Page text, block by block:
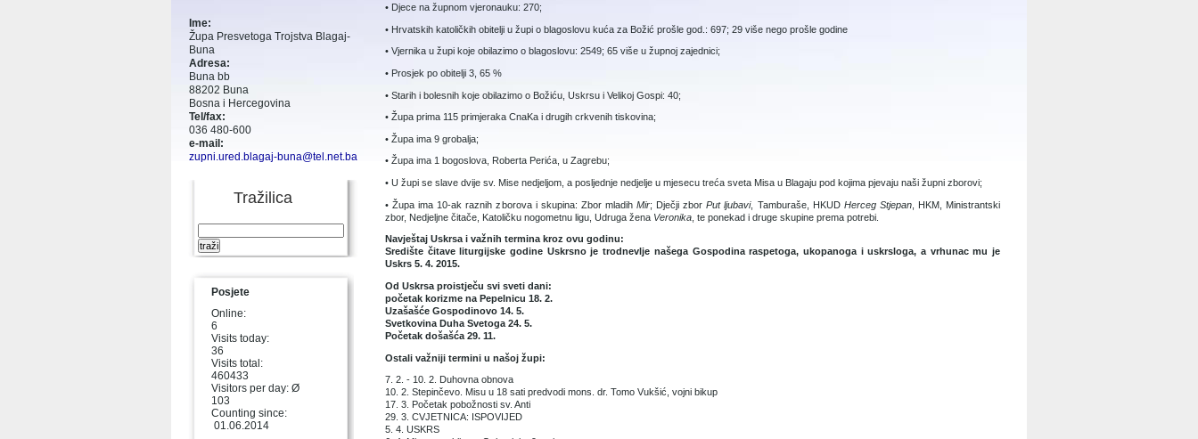
• Djece na župnom vjeronauku: 270;
• Hrvatskih katoličkih obitelji u župi o blagoslovu kuća za Božić prošle god.: 697; 29 više nego prošle godine
• Vjernika u župi koje obilazimo o blagoslovu: 2549; 65 više u župnoj zajednici;
• Prosjek po obitelji 3, 65 %
• Starih i bolesnih koje obilazimo o Božiću, Uskrsu i Velikoj Gospi: 40;
• Župa prima 115 primjeraka CnaKa i drugih crkvenih tiskovina;
• Župa ima 9 grobalja;
• Župa ima 1 bogoslova, Roberta Perića, u Zagrebu;
• U župi se slave dvije sv. Mise nedjeljom, a posljednje nedjelje u mjesecu treća sveta Misa u Blagaju pod kojima pjevaju naši župni zborovi;
• Župa ima 10-ak raznih zborova i skupina: Zbor mladih Mir; Dječji zborPut ljubavi, Tamburaše, HKUD Herceg Stjepan, HKM, Ministrantski
zbor, Nedjeljne čitače, Katoličku nogometnu ligu, Udruga žena Veronika , te ponekad i druge skupine prema potrebi.
Navještaj Uskrsa i važnih termina kroz ovu godinu:
Središte čitave liturgijske godine Uskrsno je trodnevlje našega Gospodina raspetoga, ukopanoga i uskrsloga, a vrhunac mu je
Uskrs 5. 4. 2015.
Od Uskrsa proistječu svi sveti dani:
početak korizme na Pepelnicu 18. 2.
Uzašašće Gospodinovo 14. 5.
Svetkovina Duha Svetoga 24. 5.
Početak došašća 29. 11.
Ostali važniji termini u našoj župi:
7. 2. - 10. 2. Duhovna obnova
10. 2. Stepinčevo. Misu u 18 sati predvodi mons. dr. Tomo Vukšić, vojni bikup
17. 3. Početak pobožnosti sv. Anti
29. 3. CVJETNICA: ISPOVIJED
5. 4. USKRS
Ime:
Župa Presvetoga Trojstva Blagaj-
Buna
Adresa:
Buna bb
88202 Buna
Bosna i Hercegovina
Tel/fax:
036 480-600
e-mail:
zupni.ured.blagaj-buna@tel.net.ba
Tražilica
Posjete
Online:
6
Visits today:
36
Visits total:
460433
Visitors per day: Ø
103
Counting since:
01.06.2014